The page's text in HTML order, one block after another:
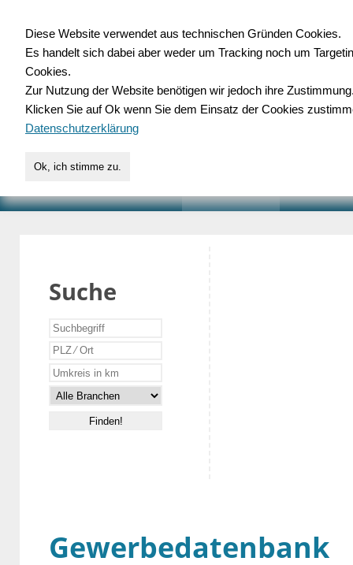
für Handwerk,
Suche
Gewerbedatenbank
Diese Website verwendet aus technischen Gründen Cookies.
Es handelt sich dabei aber weder um Tracking noch um
Cookies.
Zur Nutzung der Website benötigen wir jedoch ihre
Klicken Sie auf Ok wenn Sie dem Einsatz der Cookies
Datenschutzerklärung
Ok, ich stimme zu.